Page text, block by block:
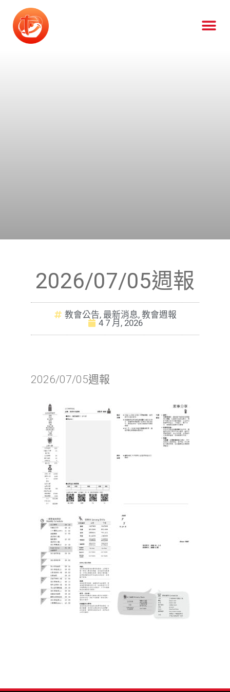
2026/07/05週報
教會公告, 最新消息, 教會週報
4 7 月, 2026
2026/07/05週報